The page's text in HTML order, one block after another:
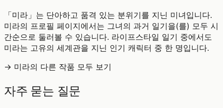
「미라」는 단아하고 품격 있는 분위기를 지닌 미녀입니다.
미라의 프로필 페이지에서는 그녀의 과거 일기을(를) 모두 시
간순으로 둘러볼 수 있습니다. 라이프스타일 일기 중에서도
미라는 고유의 세계관을 지닌 인기 캐릭터 중 한 명입니다.
→ 미라의 다른 작품 모두 보기
자주 묻는 질문